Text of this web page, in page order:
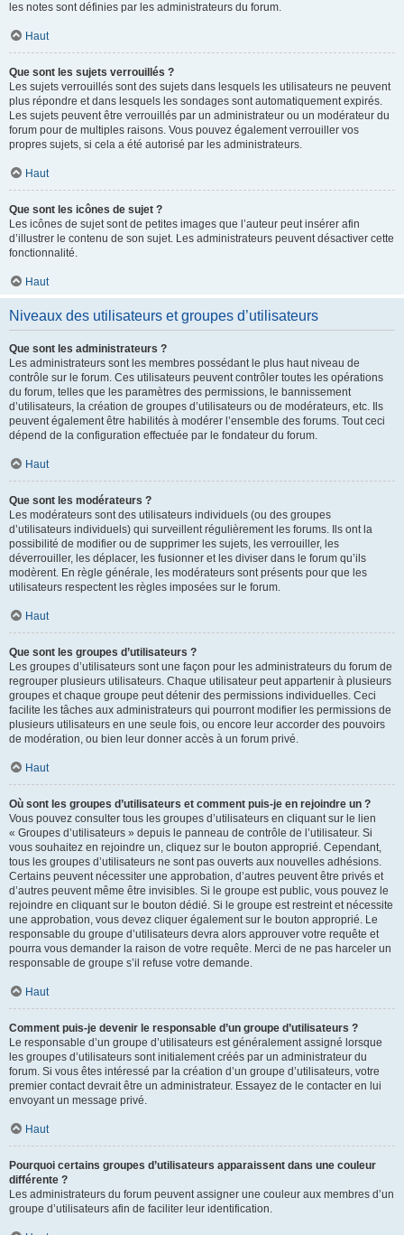
les notes sont définies par les administrateurs du forum.
Haut
Que sont les sujets verrouillés ?
Les sujets verrouillés sont des sujets dans lesquels les utilisateurs ne peuvent
plus répondre et dans lesquels les sondages sont automatiquement expirés.
Les sujets peuvent être verrouillés par un administrateur ou un modérateur du
forum pour de multiples raisons. Vous pouvez également verrouiller vos
propres sujets, si cela a été autorisé par les administrateurs.
Haut
Que sont les icônes de sujet ?
Les icônes de sujet sont de petites images que l’auteur peut insérer afin
d’illustrer le contenu de son sujet. Les administrateurs peuvent désactiver cette
fonctionnalité.
Haut
Niveaux des utilisateurs et groupes d’utilisateurs
Que sont les administrateurs ?
Les administrateurs sont les membres possédant le plus haut niveau de
contrôle sur le forum. Ces utilisateurs peuvent contrôler toutes les opérations
du forum, telles que les paramètres des permissions, le bannissement
d’utilisateurs, la création de groupes d’utilisateurs ou de modérateurs, etc. Ils
peuvent également être habilités à modérer l’ensemble des forums. Tout ceci
dépend de la configuration effectuée par le fondateur du forum.
Haut
Que sont les modérateurs ?
Les modérateurs sont des utilisateurs individuels (ou des groupes
d’utilisateurs individuels) qui surveillent régulièrement les forums. Ils ont la
possibilité de modifier ou de supprimer les sujets, les verrouiller, les
déverrouiller, les déplacer, les fusionner et les diviser dans le forum qu’ils
modèrent. En règle générale, les modérateurs sont présents pour que les
utilisateurs respectent les règles imposées sur le forum.
Haut
Que sont les groupes d’utilisateurs ?
Les groupes d’utilisateurs sont une façon pour les administrateurs du forum de
regrouper plusieurs utilisateurs. Chaque utilisateur peut appartenir à plusieurs
groupes et chaque groupe peut détenir des permissions individuelles. Ceci
facilite les tâches aux administrateurs qui pourront modifier les permissions de
plusieurs utilisateurs en une seule fois, ou encore leur accorder des pouvoirs
de modération, ou bien leur donner accès à un forum privé.
Haut
Où sont les groupes d’utilisateurs et comment puis-je en rejoindre un ?
Vous pouvez consulter tous les groupes d’utilisateurs en cliquant sur le lien
« Groupes d’utilisateurs » depuis le panneau de contrôle de l’utilisateur. Si
vous souhaitez en rejoindre un, cliquez sur le bouton approprié. Cependant,
tous les groupes d’utilisateurs ne sont pas ouverts aux nouvelles adhésions.
Certains peuvent nécessiter une approbation, d’autres peuvent être privés et
d’autres peuvent même être invisibles. Si le groupe est public, vous pouvez le
rejoindre en cliquant sur le bouton dédié. Si le groupe est restreint et nécessite
une approbation, vous devez cliquer également sur le bouton approprié. Le
responsable du groupe d’utilisateurs devra alors approuver votre requête et
pourra vous demander la raison de votre requête. Merci de ne pas harceler un
responsable de groupe s’il refuse votre demande.
Haut
Comment puis-je devenir le responsable d’un groupe d’utilisateurs ?
Le responsable d’un groupe d’utilisateurs est généralement assigné lorsque
les groupes d’utilisateurs sont initialement créés par un administrateur du
forum. Si vous êtes intéressé par la création d’un groupe d’utilisateurs, votre
premier contact devrait être un administrateur. Essayez de le contacter en lui
envoyant un message privé.
Haut
Pourquoi certains groupes d’utilisateurs apparaissent dans une couleur
différente ?
Les administrateurs du forum peuvent assigner une couleur aux membres d’un
groupe d’utilisateurs afin de faciliter leur identification.